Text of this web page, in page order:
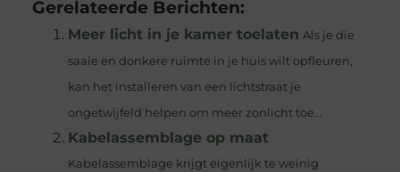
Gerelateerde Berichten:
Meer licht in je kamer toelaten Als je die
saaie en donkere ruimte in je huis wilt opfleuren,
kan het installeren van een lichtstraat je
ongetwijfeld helpen om meer zonlicht toe...
Kabelassemblage op maat
Kabelassemblage krijgt eigenlijk te weinig